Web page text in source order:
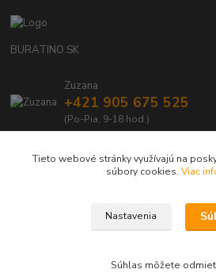
BURATINO.SK
Zuzana
+421 905 675 525
(Po-Pia, 9-18 hod.)
BURATINO.SK - Váš obľúbený e-shop s
Tieto webové stránky využívajú na
súbory cookies. Viac
Nastavenia
Súhlas môžete